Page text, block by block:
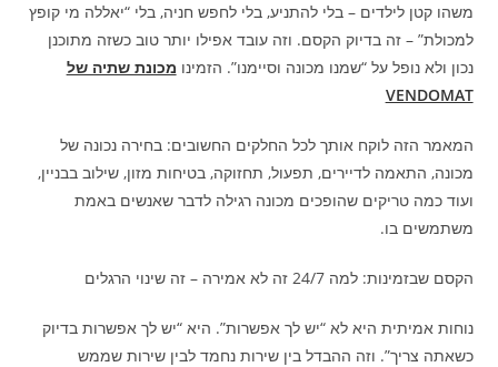
משהו קטן לילדים – בלי להתניע, בלי לחפש חניה, בלי “יאללה מי קופץ
למכולת” – זה בדיוק הקסם. וזה עובד אפילו יותר טוב כשזה מתוכנן
נכון ולא נופל על “שמנו מכונה וסיימנו”. הזמינו מכונת שתיה של
VENDOMAT
המאמר הזה לוקח אותך לכל החלקים החשובים: בחירה נכונה של
מכונה, התאמה לדיירים, תפעול, תחזוקה, בטיחות מזון, שילוב בבניין,
ועוד כמה טריקים שהופכים מכונה רגילה לדבר שאנשים באמת
משתמשים בו.
הקסם שבזמינות: למה 24/7 זה לא אמירה – זה שינוי הרגלים
נוחות אמיתית היא לא “יש לך אפשרות”. היא “יש לך אפשרות בדיוק
כשאתה צריך”. וזה ההבדל בין שירות נחמד לבין שירות שממש